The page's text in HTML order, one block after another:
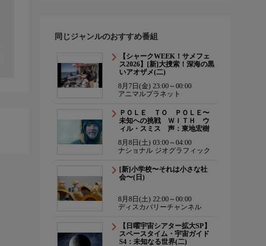
同じジャンルのおすすめ番組
【シャークWEEK！サメフェ
ス2026】[新]大捜索！深海の黒
いアオザメ(二)
8月7日(金) 23:00～00:00
アニマルプラネット
ＰＯＬＥ ＴＯ ＰＯＬＥ〜
未知への挑戦 ＷＩＴＨ ウ
ィル・スミス 声：東地宏樹
8月8日(土) 03:00～04:00
ナショナル ジオグラフィック
[新]小学校〜それは小さな社
会〜(日)
8月8日(土) 22:00～00:00
ディスカバリーチャンネル
【日曜宇宙シアター拡大SP】
スペースタイム・宇宙ガイド
S4：未知なる世界(二)